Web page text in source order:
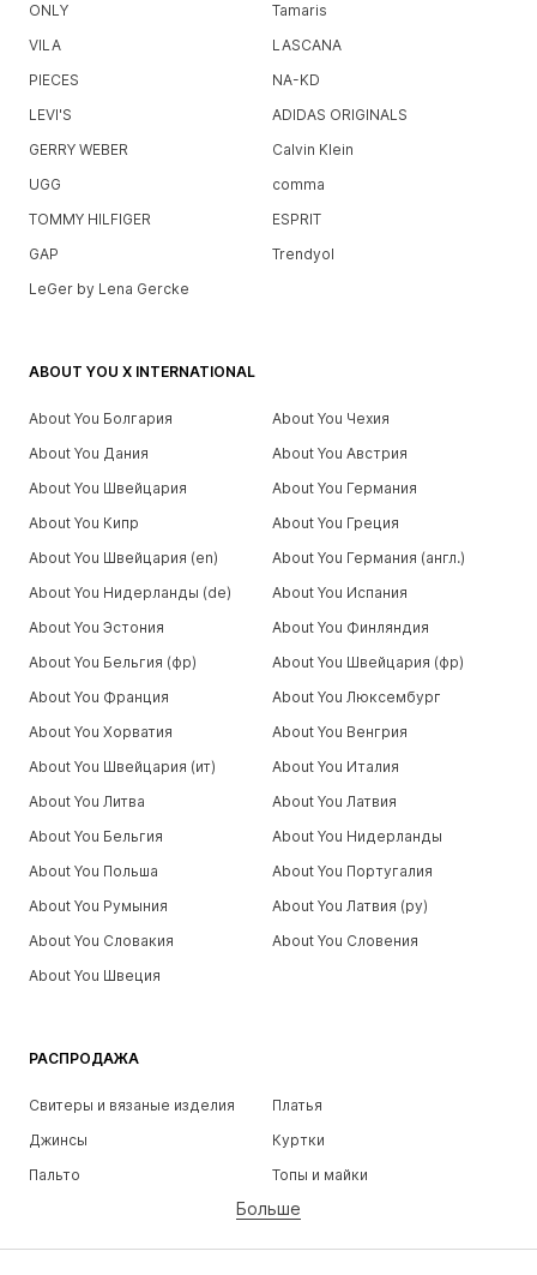
ONLY
Tamaris
VILA
LASCANA
PIECES
NA-KD
LEVI'S
ADIDAS ORIGINALS
GERRY WEBER
Calvin Klein
UGG
comma
TOMMY HILFIGER
ESPRIT
GAP
Trendyol
LeGer by Lena Gercke
РАСПРОДАЖА
Свитеры и вязаные изделия
Платья
Джинсы
Куртки
Пальто
Топы и майки
Белье
Юбки
Блузки и туники
Больше
ABOUT YOU X INTERNATIONAL
About You Болгария
About You Чехия
About You Дания
About You Австрия
About You Швейцария
About You Германия
About You Кипр
About You Греция
About You Швейцария (en)
About You Германия (англ.)
About You Нидерланды (de)
About You Испания
About You Эстония
About You Финляндия
About You Бельгия (фр)
About You Швейцария (фр)
About You Франция
About You Люксембург
About You Хорватия
About You Венгрия
About You Швейцария (ит)
About You Италия
About You Литва
About You Латвия
About You Бельгия
About You Нидерланды
About You Польша
About You Португалия
About You Румыния
About You Латвия (ру)
About You Словакия
About You Словения
About You Швеция